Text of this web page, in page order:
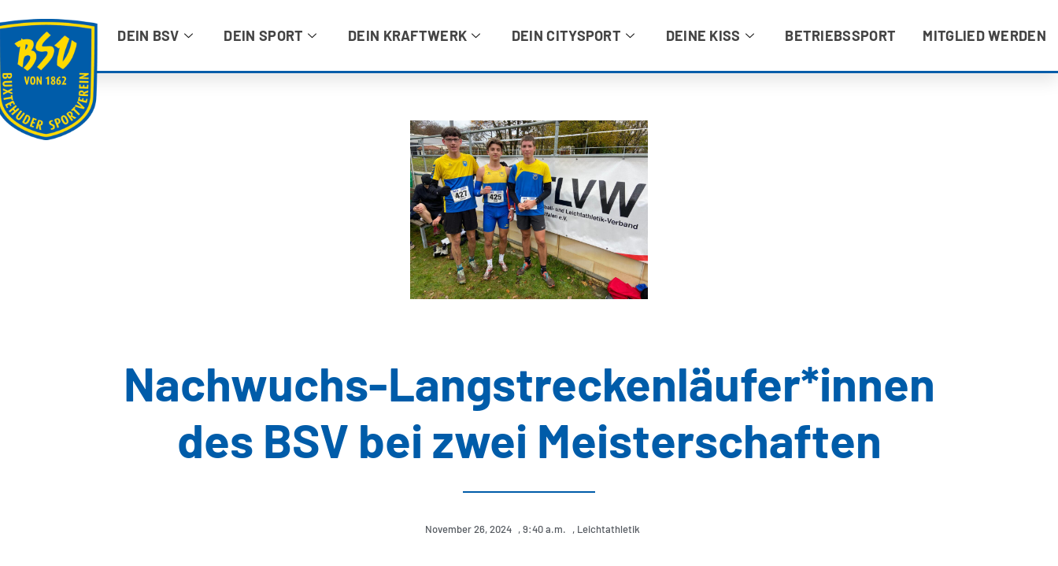
DEIN BSV DEIN SPORT DEIN KRAFTWERK DEIN CITYSPORT DEINE KISS BETRIEBSSPORT MITGLIED WERDEN
Nachwuchs-Langstreckenläufer*innen
des BSV bei zwei Meisterschaften
November 26, 2024 , 9:40 a.m. , Leichtathletik